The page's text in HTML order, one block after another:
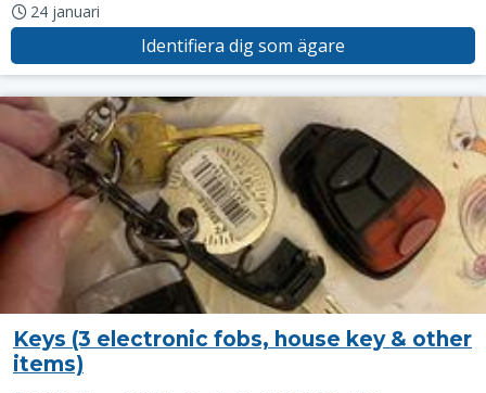
24 januari
Identifiera dig som ägare
Keys (3 electronic fobs, house key & other
items)